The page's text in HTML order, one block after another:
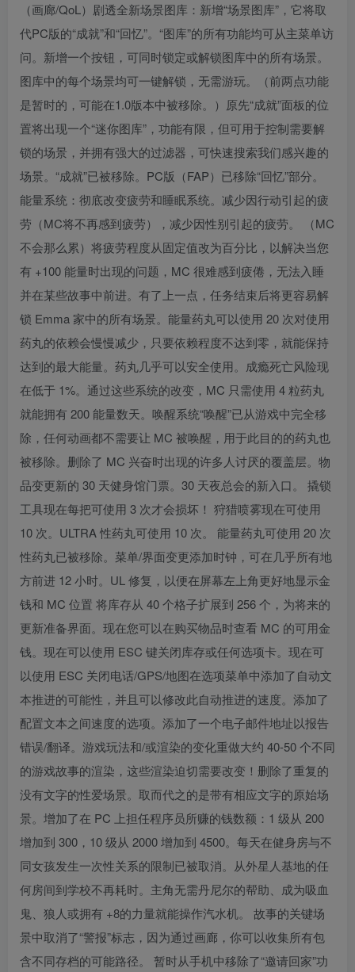
（画廊/QoL）剧透全新场景图库：新增“场景图库”，它将取
代PC版的“成就”和“回忆”。“图库”的所有功能均可从主菜单访
问。新增一个按钮，可同时锁定或解锁图库中的所有场景。
图库中的每个场景均可一键解锁，无需游玩。（前两点功能
是暂时的，可能在1.0版本中被移除。）原先“成就”面板的位
置将出现一个“迷你图库”，功能有限，但可用于控制需要解
锁的场景，并拥有强大的过滤器，可快速搜索我们感兴趣的
场景。“成就”已被移除。PC版（FAP）已移除“回忆”部分。
能量系统：彻底改变疲劳和睡眠系统。减少因行动引起的疲
劳（MC将不再感到疲劳），减少因性别引起的疲劳。 （MC
不会那么累）将疲劳程度从固定值改为百分比，以解决当您
有 +100 能量时出现的问题，MC 很难感到疲倦，无法入睡
并在某些故事中前进。有了上一点，任务结束后将更容易解
锁 Emma 家中的所有场景。能量药丸可以使用 20 次对使用
药丸的依赖会慢慢减少，只要依赖程度不达到零，就能保持
达到的最大能量。药丸几乎可以安全使用。成瘾死亡风险现
在低于 1%。通过这些系统的改变，MC 只需使用 4 粒药丸
就能拥有 200 能量数天。唤醒系统“唤醒”已从游戏中完全移
除，任何动画都不需要让 MC 被唤醒，用于此目的的药丸也
被移除。删除了 MC 兴奋时出现的许多人讨厌的覆盖层。物
品变更新的 30 天健身馆门票。30 天夜总会的新入口。 撬锁
工具现在每把可使用 3 次才会损坏！ 狩猎喷雾现在可使用
10 次。ULTRA 性药丸可使用 10 次。 能量药丸可使用 20 次
性药丸已被移除。菜单/界面变更添加时钟，可在几乎所有地
方前进 12 小时。UL 修复，以便在屏幕左上角更好地显示金
钱和 MC 位置 将库存从 40 个格子扩展到 256 个，为将来的
更新准备界面。现在您可以在购买物品时查看 MC 的可用金
钱。现在可以使用 ESC 键关闭库存或任何选项卡。现在可
以使用 ESC 关闭电话/GPS/地图在选项菜单中添加了自动文
本推进的可能性，并且可以修改此自动推进的速度。添加了
配置文本之间速度的选项。添加了一个电子邮件地址以报告
错误/翻译。游戏玩法和/或渲染的变化重做大约 40-50 个不同
的游戏故事的渲染，这些渲染迫切需要改变！删除了重复的
没有文字的性爱场景。取而代之的是带有相应文字的原始场
景。增加了在 PC 上担任程序员所赚的钱数额：1 级从 200
增加到 300，10 级从 2000 增加到 4500。每天在健身房与不
同女孩发生一次性关系的限制已被取消。从外星人基地的任
何房间到学校不再耗时。主角无需丹尼尔的帮助、成为吸血
鬼、狼人或拥有 +8的力量就能操作汽水机。 故事的关键场
景中取消了“警报”标志，因为通过画廊，你可以收集所有包
含不同存档的可能路径。 暂时从手机中移除了“邀请回家”功